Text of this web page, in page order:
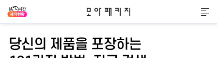
모아패키지
메
당신의 제품을 포장하는